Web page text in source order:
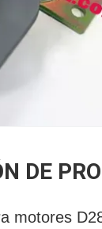
DE
motores